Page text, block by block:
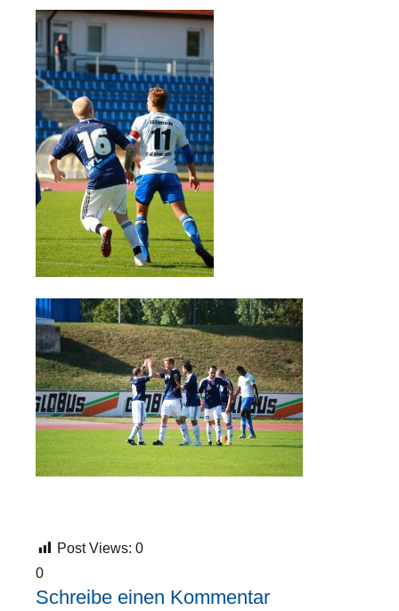
Post Views: 0
0
Schreibe einen Kommentar